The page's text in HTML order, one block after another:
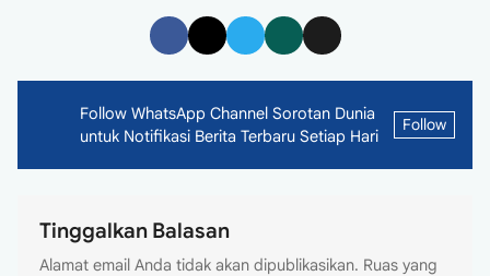
Follow WhatsApp Channel Sorotan Dunia
untuk Notifikasi Berita Terbaru Setiap Hari
Follow
Tinggalkan Balasan
Alamat email Anda tidak akan dipublikasikan. Ruas yang